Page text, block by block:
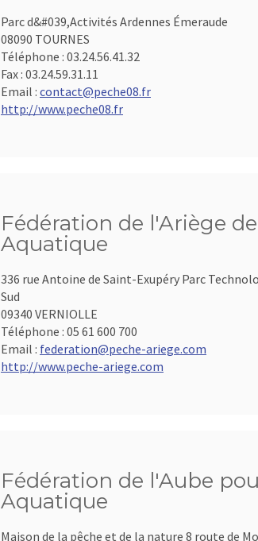
Parc d&#039,Activités Ardennes Émeraude
08090 TOURNES
Téléphone : 03.24.56.41.32
Fax : 03.24.59.31.11
Email : contact@peche08.fr
http://www.peche08.fr
Fédération de l'Ariège
Aquatique
336 rue Antoine de Saint-Exupéry Parc
Sud
09340 VERNIOLLE
Téléphone : 05 61 600 700
Email : federation@peche-ariege.com
http://www.peche-ariege.com
Fédération de l'Aube
Aquatique
Maison de la pêche et de la nature 8 route de